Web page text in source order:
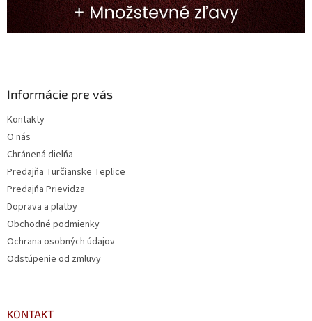
Informácie pre vás
Kontakty
O nás
Chránená dielňa
Predajňa Turčianske Teplice
Predajňa Prievidza
Doprava a platby
Obchodné podmienky
Ochrana osobných údajov
Odstúpenie od zmluvy
KONTAKT